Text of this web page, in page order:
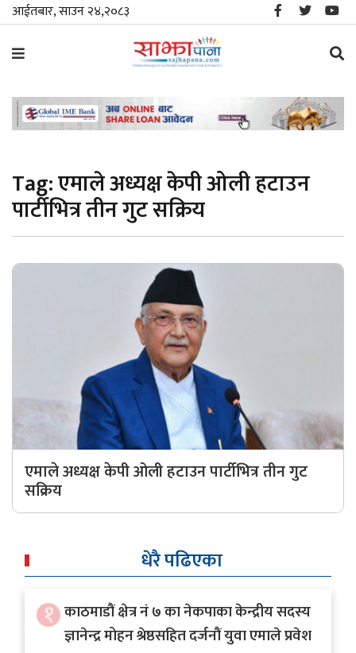
आईतबार, साउन २४,२०८३
समाचार
स्थानीय
जीवनशैली
अन्तरवार्ता
विचार/
बहस
Tag:एमाले अध्यक्ष केपी ओली हटाउन
पार्टीभित्र तीन गुट सक्रिय
एमाले अध्यक्ष केपी ओली हटाउन पार्टीभित्र तीन गुट
सक्रिय
धेरै पढिएका
१ काठमाडौं क्षेत्र नं ७ का नेकपाका केन्द्रीय सदस्य
ज्ञानेन्द्र मोहन श्रेष्ठसहित दर्जनौं युवा एमाले प्रवेश